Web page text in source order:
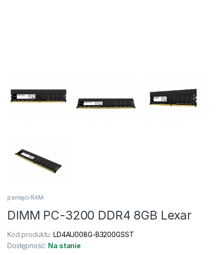
pamięci RAM
DIMM PC-3200 DDR4 8GB Lexar
Kod produktu:LD4AU008G-B3200GSST
Dostępność: Na stanie